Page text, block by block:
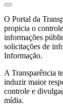
O Portal da
propicia o
informações
solicitações de
Informação.
A Transparência
induzir maior
controle e
mídia.